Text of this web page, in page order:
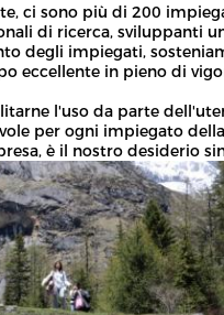
ci sono più di 200
di ricerca, sviluppanti
degli impiegati,
eccellente in pieno di
l'uso da parte
per ogni impiegato
è il nostro desiderio